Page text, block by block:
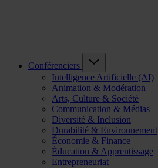
Conférenciers
Intelligence Artificielle (AI)
Animation & Modération
Arts, Culture & Société
Communication & Médias
Diversité & Inclusion
Durabilité & Environnement
Économie & Finance
Éducation & Apprentissage
Entrepreneuriat